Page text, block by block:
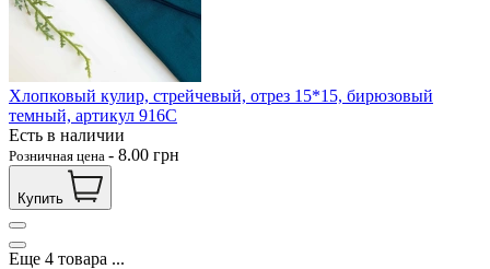
Хлопковый кулир, стрейчевый, отрез 15*15, бирюзовый
темный, артикул 916С
Есть в наличии
Розничная цена - 8.00 грн
Купить
Еще 4 товара ...